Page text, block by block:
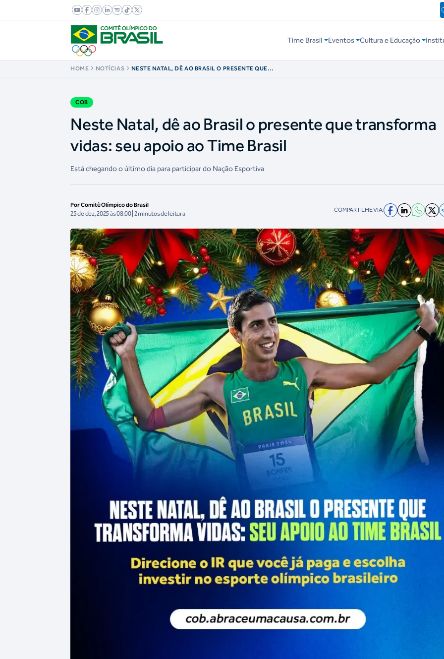
Time Brasil Eventos Cultura e Educação
HOME NOTÍCIAS
NESTE NATAL, DÊ AO BRASIL O PRESENTE QUE
COB
Neste Natal, dê ao Brasil o presente que transforma
vidas: seu apoio ao Time Brasil
Está chegando o último dia para participar do Nação Esportiva
Por Comitê Olímpico do Brasil
25 de dez, 2025 às 08:00 | 2 minutos de leitura COMPARTILHE VIA: